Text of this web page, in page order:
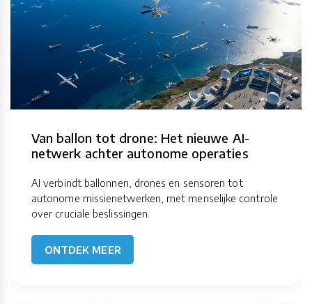
Van ballon tot drone: Het nieuwe AI-
netwerk achter autonome operaties
AI verbindt ballonnen, drones en sensoren tot
autonome missienetwerken, met menselijke controle
over cruciale beslissingen.
ONTDEK MEER